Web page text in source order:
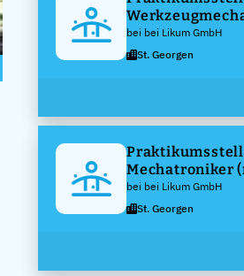
(m/w/d)
bei bei Likum GmbH
St. Georgen
Mechatroniker
bei bei Likum GmbH
St. Georgen